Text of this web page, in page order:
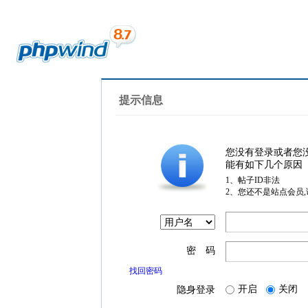
提示信息
您没有登录或者您
能有如下几个原因
1、帖子ID非法
2、您还不是站点会员
密 码
找回密码
隐身登录 开启 关闭